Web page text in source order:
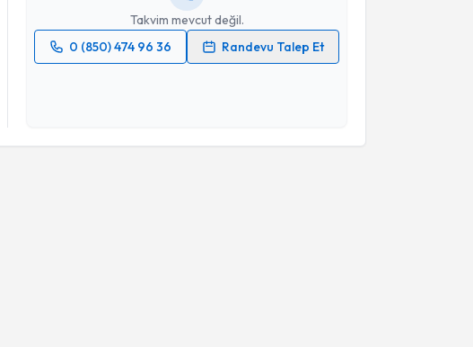
Takvim mevcut değil.
0 (850) 474 96 36
Randevu Talep Et